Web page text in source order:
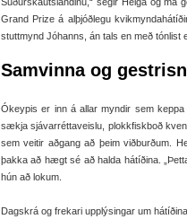
Grand Prize á alþjóðlegu
stuttmynd Jóhanns, án tals en með tónlist
Samvinna og
Ókeypis er inn á allar myndir sem keppa
sækja sjávarréttaveislu, plokkfiskboð
sem veitir aðgang að þeim viðburðum.
þakka að hægt sé að halda hátíðina.
hún að lokum.
Dagskrá og frekari upplýsingar um